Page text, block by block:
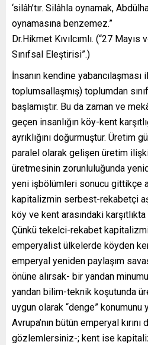
‘silâh’tır. Silâhla oynamak,
oynamasına benzemez.”
Dr.Hikmet Kıvılcımlı. (“27 Mayıs
Sınıfsal Eleştirisi”.)
İnsanın kendine
toplumsallaşmış) toplumdan
başlamıştır. Bu da zaman ve
geçen insanlığın köy-kent
ayrıklığını doğurmuştur. Üretim
paralel olarak gelişen üretim
üretmesinin zorunluluğunda
yeni işbölümleri sonucu gittikçe
kapitalizmin serbest-rekabetçi
köy ve kent arasındaki
Çünkü tekelci-rekabet
emperyalist ülkelerde köyden
emperyal yeniden paylaşım
önüne alırsak- bir yandan
yandan bilim-teknik koşutunda
uygun olarak “denge” konumunu
Avrupa’nın bütün emperyal
gözlemlersiniz-; kent ise